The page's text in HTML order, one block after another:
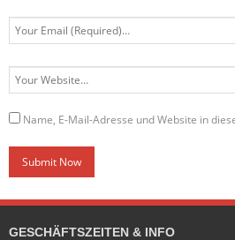
Name, E-Mail-Adresse und Website in
GESCHÄFTSZEITEN & INFO